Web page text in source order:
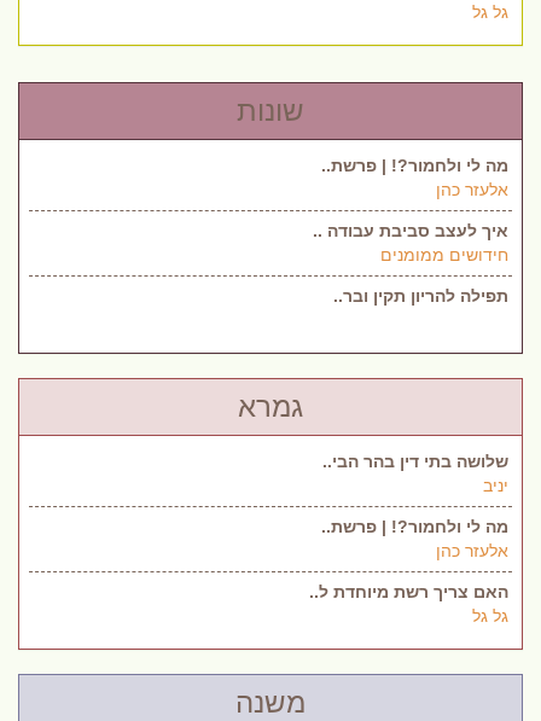
גל גל
שונות
מה לי ולחמור?! | פרשת..
אלעזר כהן
איך לעצב סביבת עבודה ..
חידושים ממומנים
תפילה להריון תקין ובר..
גמרא
שלושה בתי דין בהר הבי..
יניב
מה לי ולחמור?! | פרשת..
אלעזר כהן
האם צריך רשת מיוחדת ל..
גל גל
משנה